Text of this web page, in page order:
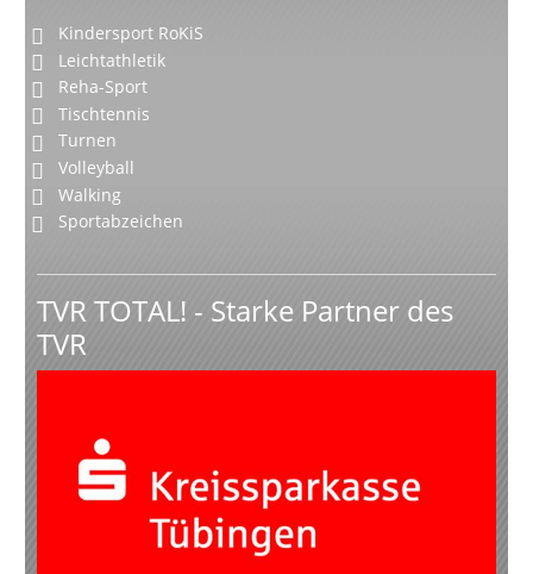
Kindersport RoKiS
Leichtathletik
Reha-Sport
Tischtennis
Turnen
Volleyball
Walking
Sportabzeichen
TVR TOTAL! - Starke Partner des
TVR